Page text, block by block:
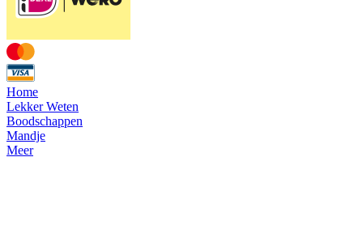
Home
Lekker Weten
Boodschappen
Mandje
Meer